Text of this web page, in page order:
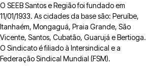
O SEEB Santos e Região foi fundado em
11/01/1933. As cidades da base são: Peruíbe,
Itanhaém, Mongaguá, Praia Grande, São
Vicente, Santos, Cubatão, Guarujá e Bertioga.
O Sindicato é filiado à Intersindical e a
Federação Sindical Mundial (FSM).